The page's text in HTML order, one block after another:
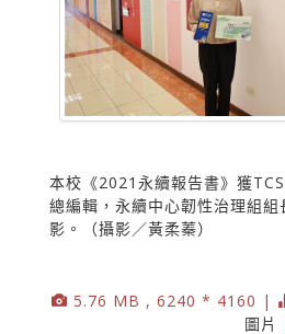
本校《2021永續報告書》獲
總編輯，永續中心韌性治理組
影。（攝影／黃柔蓁）
5.76 MB , 6240 * 4160 |
圖片